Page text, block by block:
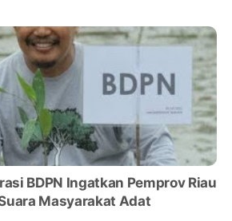
BDPN Ingatkan Pemprov Riau
Masyarakat Adat